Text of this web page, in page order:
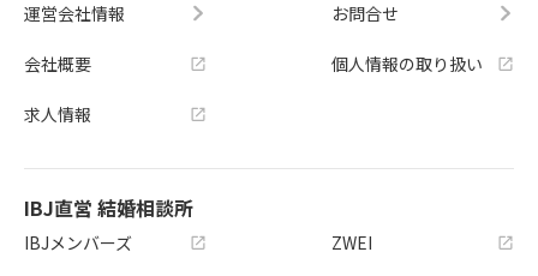
運営会社情報
会社概要
求人情報
お問合せ
個人情報の取り扱い
IBJ直営 結婚相談所
IBJメンバーズ ZWEI